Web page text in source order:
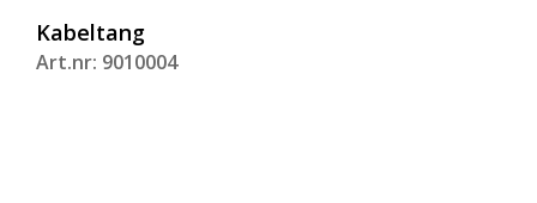
Kabeltang
Art.nr: 9010004